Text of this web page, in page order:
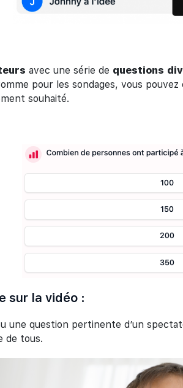
avec une série de questions
pour les sondages, vous
souhaité.
sur la vidéo :
une question pertinente d’un
de tous.